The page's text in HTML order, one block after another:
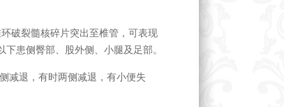
破裂髓核碎片突出至椎管，可表现
患侧臀部、股外侧、小腿及足部。
减退，有时两侧减退，有小便失